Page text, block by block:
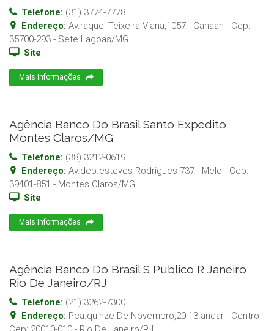
Telefone: (31) 3774-7778
Endereço: Av.raquel Teixeira Viana,1057 - Canaan - Cep:
35700-293 - Sete Lagoas/MG
Site
Mais Informações
Agência Banco Do Brasil Santo Expedito
Montes Claros/MG
Telefone: (38) 3212-0619
Endereço: Av.dep.esteves Rodrigues 737 - Melo - Cep:
39401-851 - Montes Claros/MG
Site
Mais Informações
Agência Banco Do Brasil S Publico R Janeiro
Rio De Janeiro/RJ
Telefone: (21) 3262-7300
Endereço: Pca.quinze De Novembro,20 13.andar - Centro -